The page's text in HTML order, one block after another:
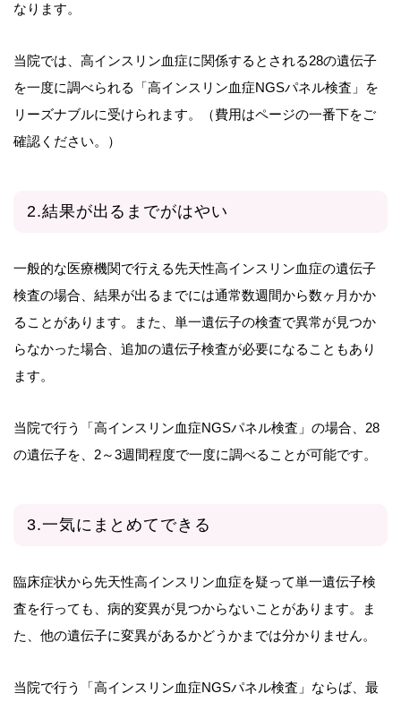
なります。
当院では、高インスリン血症に関係するとされる28の遺伝子
を一度に調べられる「高インスリン血症NGSパネル検査」を
リーズナブルに受けられます。（費用はページの一番下をご
確認ください。）
2.結果が出るまでがはやい
一般的な医療機関で行える先天性高インスリン血症の遺伝子
検査の場合、結果が出るまでには通常数週間から数ヶ月かか
ることがあります。また、単一遺伝子の検査で異常が見つか
らなかった場合、追加の遺伝子検査が必要になることもあり
ます。
当院で行う「高インスリン血症NGSパネル検査」の場合、28
の遺伝子を、2～3週間程度で一度に調べることが可能です。
3.一気にまとめてできる
臨床症状から先天性高インスリン血症を疑って単一遺伝子検
査を行っても、病的変異が見つからないことがあります。ま
た、他の遺伝子に変異があるかどうかまでは分かりません。
当院で行う「高インスリン血症NGSパネル検査」ならば、最